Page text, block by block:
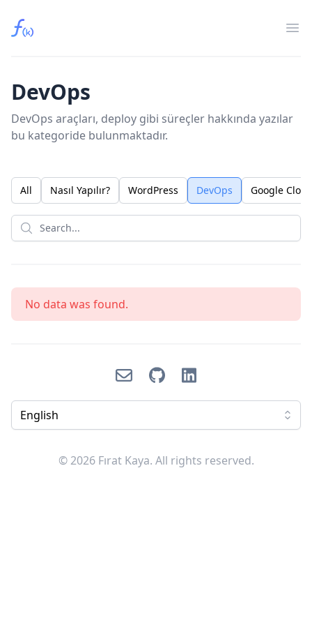
Fırat Kaya
DevOps
DevOps araçları, deploy gibi süreçler hakkında yazılar
bu kategoride bulunmaktadır.
All Nasıl Yapılır? WordPress DevOps Google
No data was found.
English
Email GitHubLinkedIn
© 2026 Fırat Kaya. All rights reserved.